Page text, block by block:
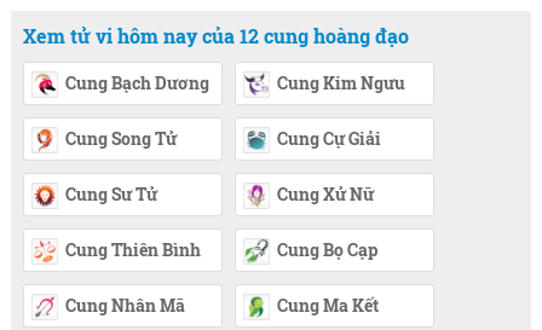
Xem tử vi hôm nay của 12 cung hoàng đạo
Cung Bạch Dương Cung Kim Ngưu
Cung Song Tử Cung Cự Giải
Cung Sư Tử Cung Xử Nữ
Cung Thiên Bình Cung Bọ Cạp
Cung Nhân Mã Cung Ma Kết